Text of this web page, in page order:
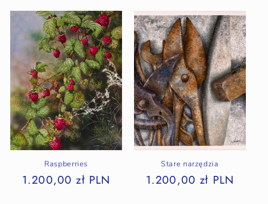
Raspberries
1.200,00 zł PLN
Stare narzędzia
1.200,00 zł PLN